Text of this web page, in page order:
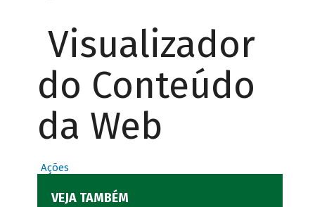
Visualizador
do Conteúdo
da Web
Ações
VEJA TAMBÉM